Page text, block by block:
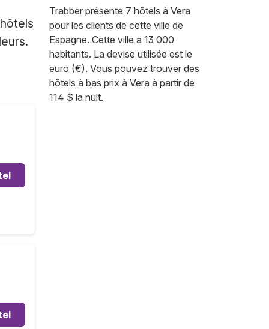
Trabber présente 7 hôtels à Vera
pour les clients de cette ville de
Espagne. Cette ville a 13 000
habitants. La devise utilisée est le
euro (€). Vous pouvez trouver des
hôtels à bas prix à Vera à partir de
114 $ la nuit.